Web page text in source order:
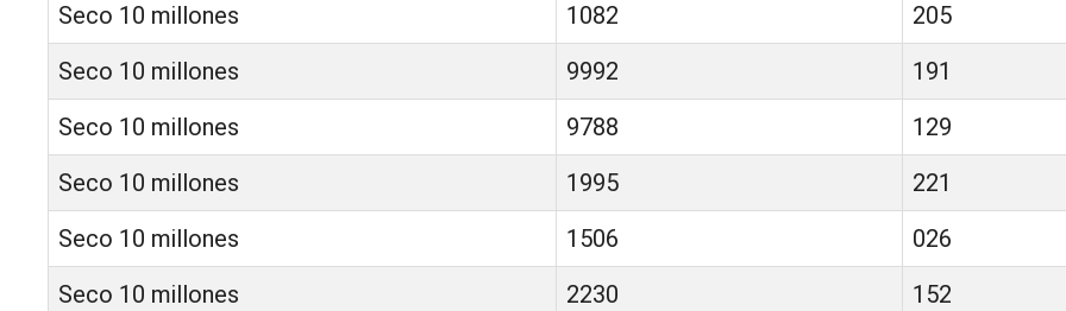
Seco 10 millones
1082
205
Seco 10 millones
9992
191
Seco 10 millones
9788
129
Seco 10 millones
1995
221
Seco 10 millones
1506
026
Seco 10 millones
2230
152